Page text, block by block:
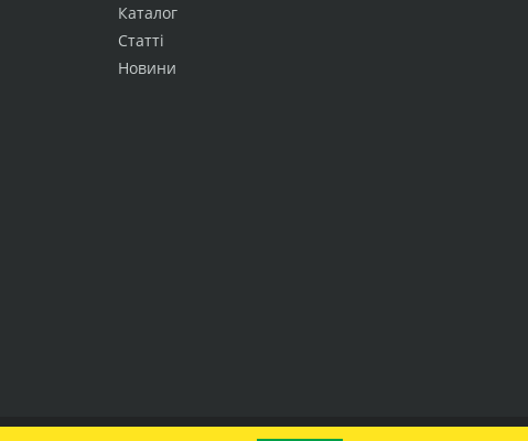
Каталог
Статті
Новини